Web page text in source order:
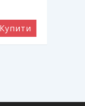
Купити